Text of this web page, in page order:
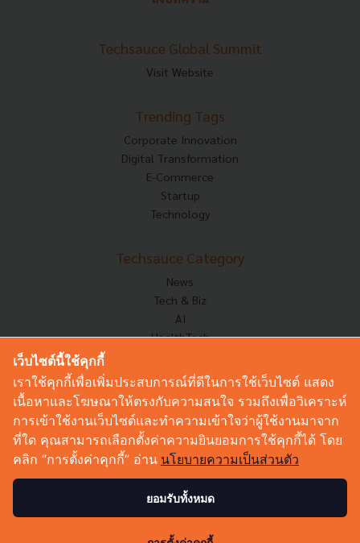
Techsauce Global Summit
Visit Website
Trending Tags
Corporate Innovation
Digital Transformation
E-Commerce
Startup
Technology
Techsauce Category
News
Tech & Biz
AI
HealthTech
Corp Innov
Saucy Thoughts
Based On
Sustainable
Videos
Podcast
เว็บไซต์นี้ใช้คุกกี้
เราใช้คุกกี้เพื่อเพิ่มประสบการณ์ที่ดีในการใช้เว็บไซต์ แสดง
เนื้อหาและโฆษณาให้ตรงกับความสนใจ รวมถึงเพื่อวิเคราะห์
การเข้าใช้งานเว็บไซต์และทำความเข้าใจว่าผู้ใช้งานมาจาก
ที่ใด คุณสามารถเลือกตั้งค่าความยินยอมการใช้คุกกี้ได้ โดย
คลิก “การตั้งค่าคุกกี้” อ่าน นโยบายความเป็นส่วนตัว
ยอมรับทั้งหมด